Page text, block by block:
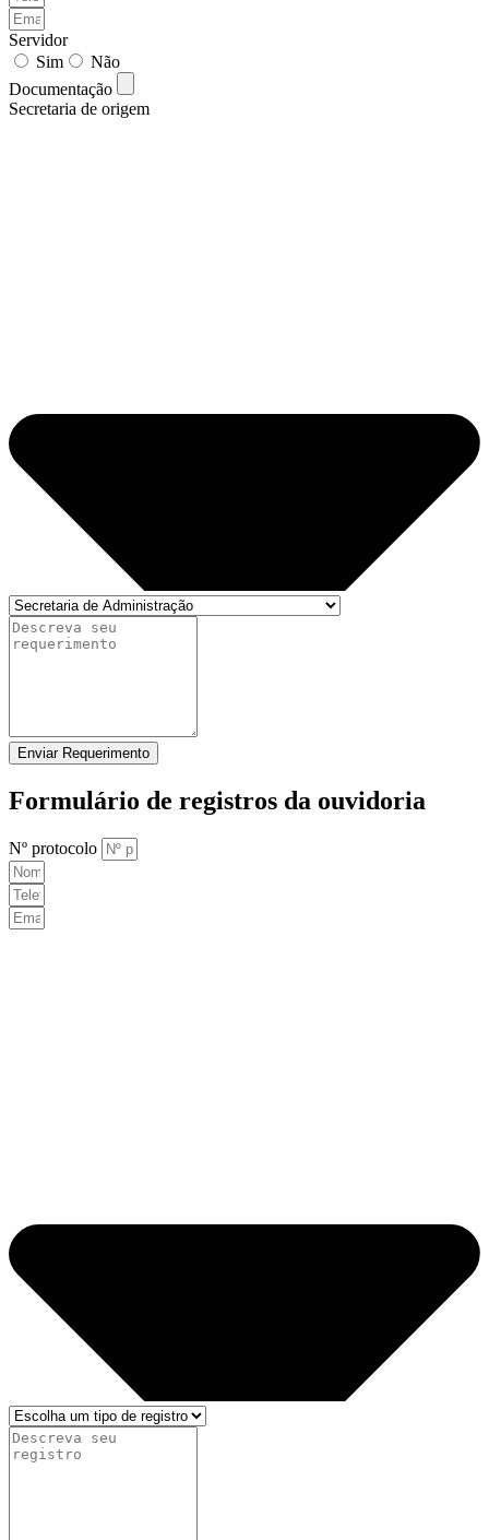
Servidor
Sim
Não
Documentação
Secretaria de origem
Enviar Requerimento
Formulário de registros da ouvidoria
Nº protocolo